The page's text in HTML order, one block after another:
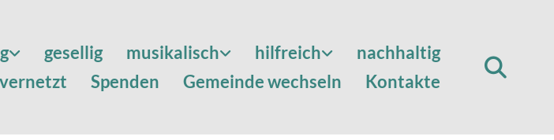
gesellig musikalisch hilfreich
nachhaltig
vernetzt
Spenden Gemeinde wechseln Kontakte